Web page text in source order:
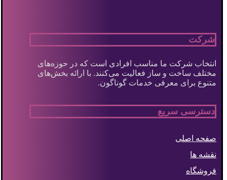
شرکت
انتخاب شرکت ما مناسب افرادی است که در حوزه‌های
مختلف ساخت و ساز فعالیت می‌کنند. با ارائه بخش‌های
متنوع برای معرفی خدمات گوناگون.
دسترسی سریع
صفحه اصلی
نقشه ها
فروشگاه